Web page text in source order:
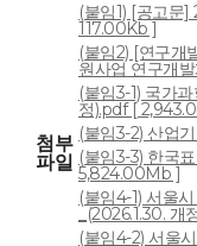
첨부
파일
(붙임1) [공고문
117.00Kb ]
(붙임2) [연구개
원사업 연구개
(붙임3-1) 국가
정).pdf [
(붙임3-2) 산업
(붙임3-3) 한국
5,824.00Mb ]
(붙임4-1) 서울
_(2026.1.30. 개
(붙임4-2) 서울